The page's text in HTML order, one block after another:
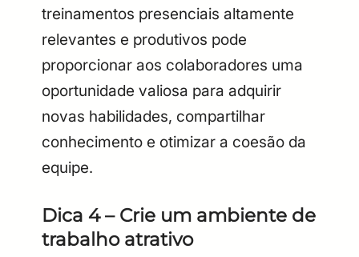
treinamentos presenciais altamente
relevantes e produtivos pode
proporcionar aos colaboradores uma
oportunidade valiosa para adquirir
novas habilidades, compartilhar
conhecimento e otimizar a coesão da
equipe.
Dica 4 – Crie um ambiente de
trabalho atrativo